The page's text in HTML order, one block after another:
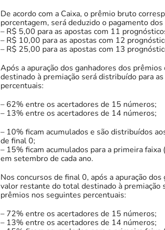
De acordo com a Caixa, o prêmio bruto
porcentagem, será deduzido o pagamento
– R$ 5,00 para as apostas com 11
– R$ 10,00 para as apostas com 12
– R$ 25,00 para as apostas com 13
Após a apuração dos ganhadores dos
destinado à premiação será distribuído para
percentuais:
– 62% entre os acertadores de 15 números;
– 13% entre os acertadores de 14 números;
– 10% ficam acumulados e são distribuídos
de final 0;
– 15% ficam acumulados para a primeira
em setembro de cada ano.
Nos concursos de final 0, após a apuração
valor restante do total destinado à premiação
prêmios nos seguintes percentuais:
– 72% entre os acertadores de 15 números;
– 13% entre os acertadores de 14 números;